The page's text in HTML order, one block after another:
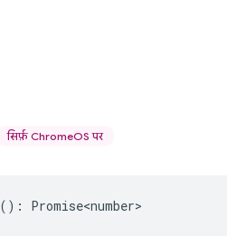
सिर्फ़ ChromeOS पर
() : Promise<number>